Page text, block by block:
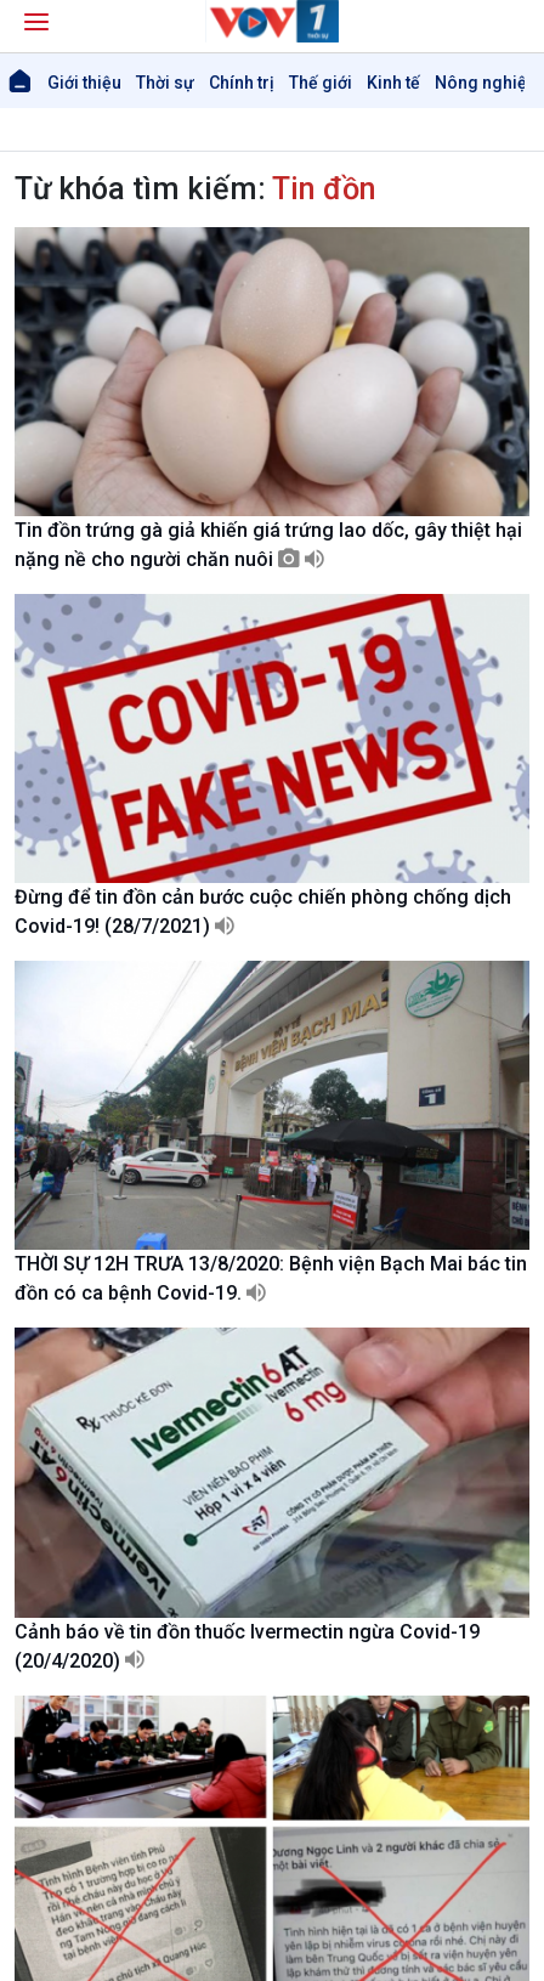
Giới thiệu Thời sự Chính trị Thế giới Kinh tế Nông nghiệp
Giới thiệu
Thời sự
Thời sự 6h
Thời sự 12h
Thời sự 18h
Bản tin
Chuyên mục
Theo dòng Thời sự
Chính trị
Chính phủ với người dân
Đảng trong cuộc sống
Nhận diện sự thật
Pháp luật và đời sống
Thế giới
Vấn đề quốc tế
Hồ sơ sự kiện quốc tế
Thế giới & Việt Nam
Biên cương - Một dải vững
bền
Kinh tế
Tin Kinh tế
Trước giờ mở cửa
Dòng chảy Kinh tế
Sức sống hàng Việt
Khởi nghiệp
Tuyên chiến với gian lận
thương mại
Nông nghiệp & Biển đảo
Tin Nông nghiệp & Biển
Mùa vàng
Biển đảo Việt Nam
Tâm tình biên giới và hải
đảo
Tìm hiểu biển, đảo Việt
Xã hội
Tin Đời sống & Xã hội
360 độ Sức khỏe
Chuyển đổi Xanh
Khoa học & Công nghệ
Tin Khoa học & Công nghệ
Kết nối công nghệ
Sống chung với biến đổi
Từ khóa tìm kiếm: Tin đồn
Tin đồn trứng gà giả khiến giá trứng lao dốc, gây thiệt hại
nặng nề cho người chăn nuôi
Đừng để tin đồn cản bước cuộc chiến phòng chống dịch
Covid-19! (28/7/2021)
THỜI SỰ 12H TRƯA 13/8/2020: Bệnh viện Bạch Mai bác tin
đồn có ca bệnh Covid-19.
Cảnh báo về tin đồn thuốc Ivermectin ngừa Covid-19
(20/4/2020)